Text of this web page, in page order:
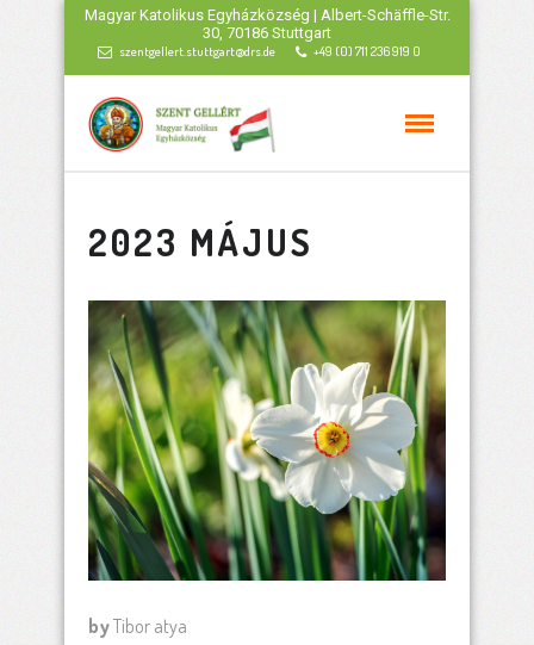
Magyar Katolikus Egyházközség | Albert-Schäffle-Str.
30, 70186 Stuttgart
szentgellert.stuttgart@drs.de +49 (0) 711 236 919 0
2023 MÁJUS
byTibor atya